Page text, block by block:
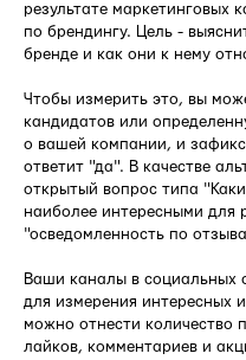
результате маркетинговых
по брендингу. Цель -
бренде и как они к нему
Чтобы измерить это, вы
кандидатов или
о вашей компании, и
ответит "да". В качестве
открытый вопрос типа
наиболее интересными для
"осведомленность по
Ваши каналы в социальных
для измерения интересных
можно отнести количество
лайков, комментариев и